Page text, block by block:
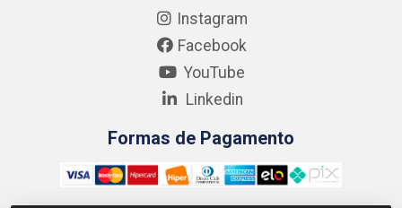
Instagram
Facebook
YouTube
Linkedin
Formas de Pagamento